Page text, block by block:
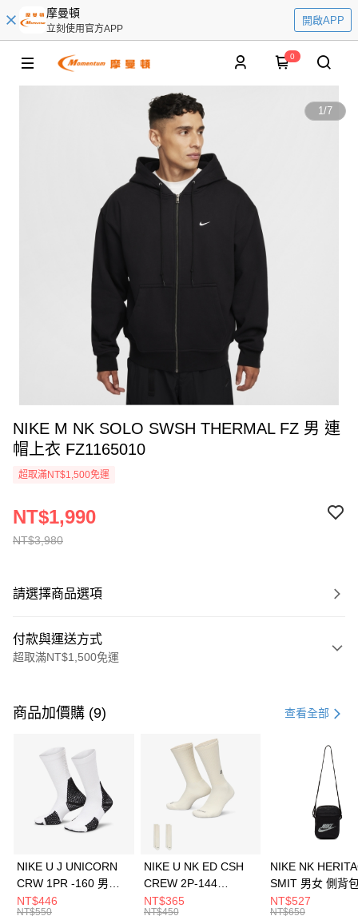
摩曼頓
立刻使用官方APP
開啟APP
0
1/7
NIKE M NK SOLO SWSH THERMAL FZ 男 連
帽上衣 FZ1165010
超取滿NT$1,500免運
NT$3,980
NT$1,990
請選擇商品選項
付款與運送方式
超取滿NT$1,500免運
信用卡一次付款
3 期 0 利率 每期 21家銀行
合作金庫商業銀行
第一商業銀行
華南商業銀行
彰化商業銀行
上海商業儲蓄銀行
元大商業銀行
Apple Pay
全盈+PAY
AFTEE先享後付
商品加價購 (9) 查看全部
NIKE U J UNICORN
CRW 1PR -160 男女
中統襪 FZ3393100
NT$446
NT$550
NIKE U NK ED CSH
CREW 2P-144
EMBRDY 男女 短統襪
FZ3073133
NT$365
NT$450
NIKE NK
SMIT 男女 側背
BA5871010
NT$527
NT$650